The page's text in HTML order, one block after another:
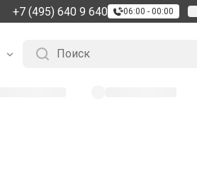
+7 (495) 640 9 640 06:00 - 00:00